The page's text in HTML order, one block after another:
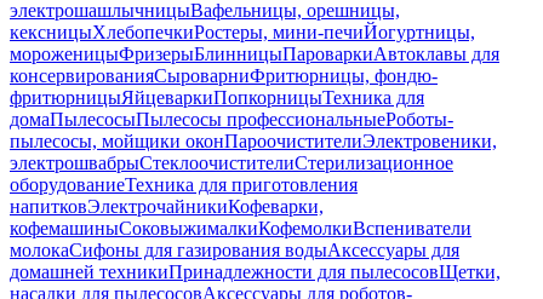
электрошашлычницыВафельницы, орешницы,
кексницыХлебопечкиРостеры, мини-печиЙогуртницы,
мороженицыФризерыБлинницыПароваркиАвтоклавы для
консервированияСыроварниФритюрницы, фондю-
фритюрницыЯйцеваркиПопкорницыТехника для
домаПылесосыПылесосы профессиональныеРоботы-
пылесосы, мойщики оконПароочистителиЭлектровеники,
электрошвабрыСтеклоочистителиСтерилизационное
оборудованиеТехника для приготовления
напитковЭлектрочайникиКофеварки,
кофемашиныСоковыжималкиКофемолкиВспениватели
молокаСифоны для газирования водыАксессуары для
домашней техникиПринадлежности для пылесосовЩетки,
насадки для пылесосовАксессуары для роботов-